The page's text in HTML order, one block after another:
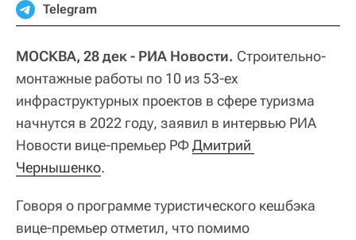
Telegram
МОСКВА, 28 дек - РИА Новости. Строительно-
монтажные работы по 10 из 53-ех
инфраструктурных проектов в сфере туризма
начнутся в 2022 году, заявил в интервью РИА
Новости вице-премьер РФДмитрий
Чернышенко.
Говоря о программе туристического кешбэка
вице-премьер отметил, что помимо